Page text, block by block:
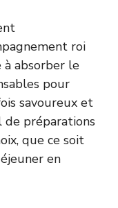
roi
absorber le
pour
savoureux et
préparations
que ce soit
en